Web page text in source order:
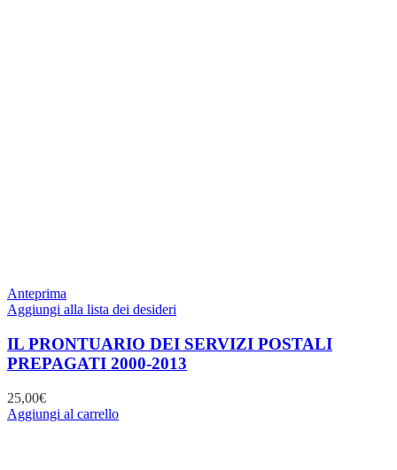
Anteprima
Aggiungi alla lista dei desideri
IL PRONTUARIO DEI SERVIZI POSTALI
PREPAGATI 2000-2013
25,00€
Aggiungi al carrello